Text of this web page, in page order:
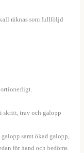
räknas som fullföljd
skritt, trav och galopp
samt ökad galopp,
för hand och bedöms